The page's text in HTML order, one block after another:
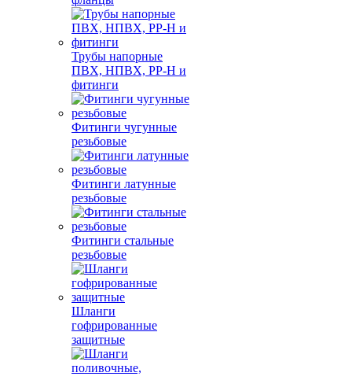
Трубы напорные
ПВХ, НПВХ, PP-H и
фитинги
Фитинги чугунные
резьбовые
Фитинги латунные
резьбовые
Фитинги стальные
резьбовые
Шланги
гофрированные
защитные